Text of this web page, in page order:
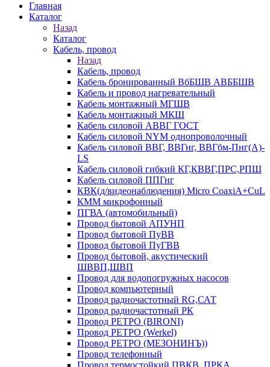
Главная
Каталог
Назад
Каталог
Кабель, провод
Назад
Кабель, провод
Кабель бронированный ВбБШВ АВББШВ
Кабель и провод нагревательный
Кабель монтажный МГШВ
Кабель монтажный МКШ
Кабель силовой АВВГ ГОСТ
Кабель силовой NYM однопроволочный
Кабель силовой ВВГ, ВВГнг, ВВГбм-Пнг(А)-
LS
Кабель силовой гибкий КГ,КВВГ,ПРС,РПШ
Кабель силовой ППГнг
КВК(д/видеонаблюдения) Micro CoaxiA+CuL
КММ микрофонный
ПГВА (автомобильный)
Провод бытовой АПУНП
Провод бытовой ПуВВ
Провод бытовой ПуГВВ
Провод бытовой, акустический
ШВВП,ШВП
Провод для водопогружных насосов
Провод компьютерный
Провод радиочастотный RG,САТ
Провод радиочастотный РК
Провод РЕТРО (BIRONI)
Провод РЕТРО (Werkel)
Провод РЕТРО (МЕЗОНИНЪ))
Провод телефонный